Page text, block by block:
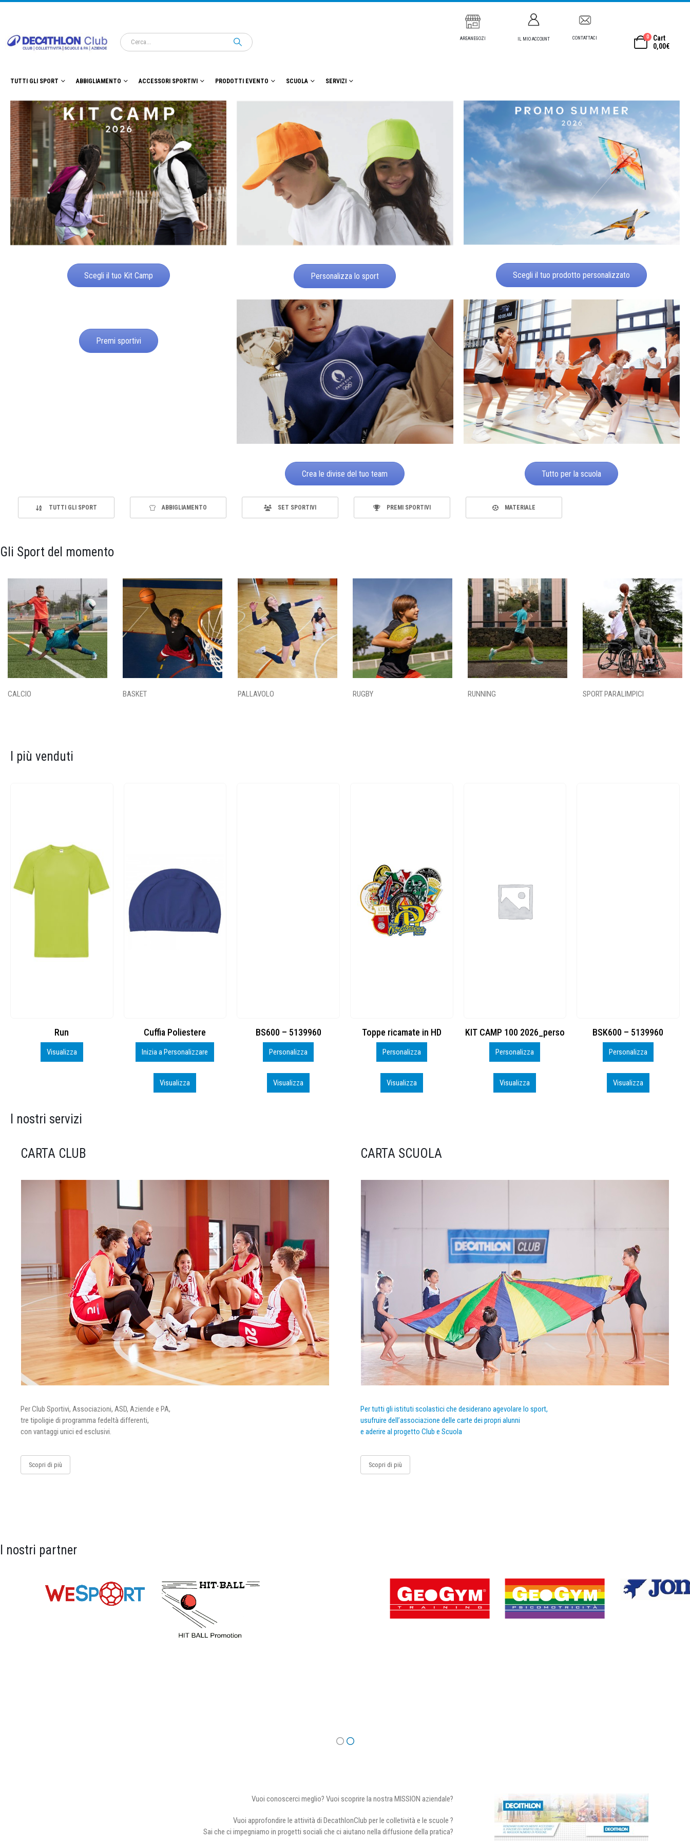
AREANEGOZI IL MIO ACCOUNT CONTATTACI 0
Cart
0,00€
TUTTI GLI SPORT ABBIGLIAMENTO ACCESSORI SPORTIVI PRODOTTI EVENTO SCUOLA SERVIZI
Scegli il tuo Kit Camp Personalizza lo sport Scegli il tuo prodotto personalizzato
Premi sportivi
Crea le divise del tuo team Tutto per la scuola
TUTTI GLI SPORT ABBIGLIAMENTO SET SPORTIVI PREMI SPORTIVI MATERIALE
Gli Sport del momento
CALCIO BASKET PALLAVOLO RUGBY RUNNING SPORT PARALIMPICI
I più venduti
Cuffia Poliestere
Inizia a Personalizzare
BS600 – 5139960
Personalizza
Visualizza
Toppe ricamate in HD
Personalizza
Visualizza
KIT CAMP 100 2026_perso
Personalizza
Visualizza
BSK600 – 5139960
Personalizza
Visualizza
DTF
Personalizza
Visualizza
I nostri servizi
CARTA CLUB
Per Club Sportivi, Associazioni, ASD, Aziende e PA,
tre tipoligie di programma fedeltà differenti,
con vantaggi unici ed esclusivi.
Scopri di più
CARTA SCUOLA
Per tutti gli istituti scolastici che desiderano agevolare lo sport,
usufruire dell’associazione delle carte dei propri alunni
e aderire al progetto Club e Scuola
Scopri di più
I nostri partner
Vuoi conoscerci meglio? Vuoi scoprire la nostra MISSION aziendale?
Vuoi approfondire le attività di DecathlonClub per le colletività e le scuole ?
Sai che ci impegniamo in progetti sociali che ci aiutano nella diffusione della pratica?